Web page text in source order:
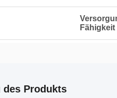
Fähigkeit
des Produkts